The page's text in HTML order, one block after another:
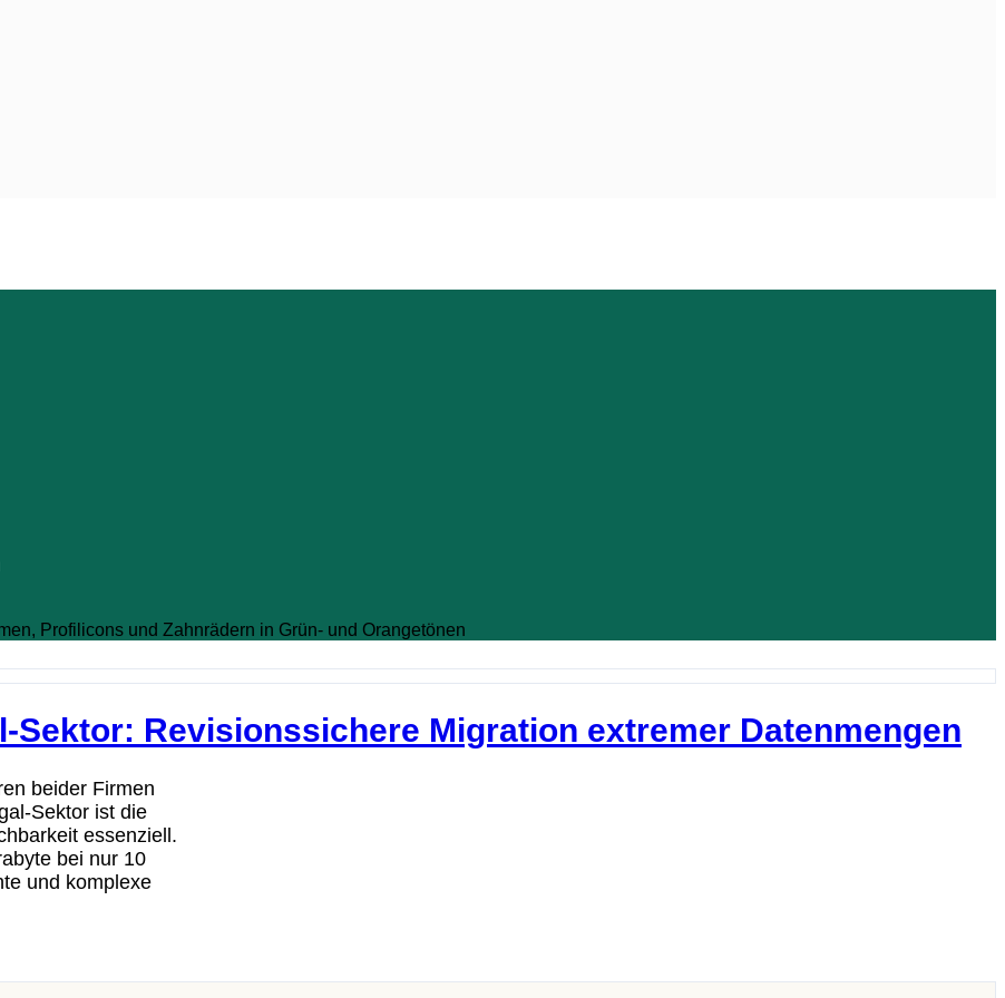
Sektor: Revisionssichere Migration extremer Datenmengen
beider Firmen
Sektor ist die
essenziell.
bei nur 10
und komplexe